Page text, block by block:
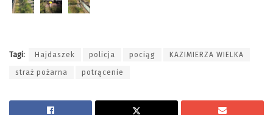
Tagi: Hajdaszek policja pociąg KAZIMIERZA WIELKA
straż pożarna potrącenie